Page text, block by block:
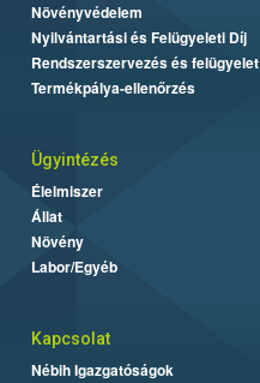
Növényvédelem
Nyilvántartási és Felügyeleti Díj
Rendszerszervezés és felügyelet
Termékpálya-ellenőrzés
Ügyintézés
Élelmiszer
Állat
Növény
Labor/Egyéb
Kapcsolat
Nébih Igazgatóságok